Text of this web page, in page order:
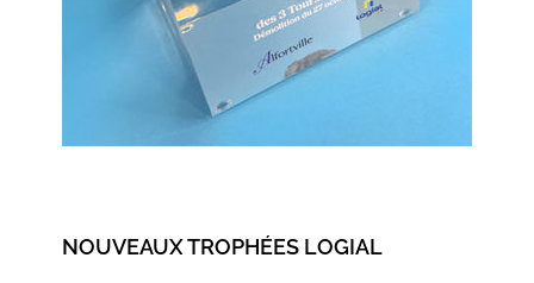
NOUVEAUX TROPHÉES LOGIAL